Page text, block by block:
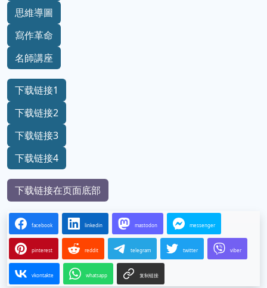
思維導圖
寫作革命
名師講座
下载链接1
下载链接2
下载链接3
下载链接4
下载链接在页面底部
facebook linkedin mastodon messenger
pinterest reddit telegram twitter viber
vkontakte whatsapp 复制链接